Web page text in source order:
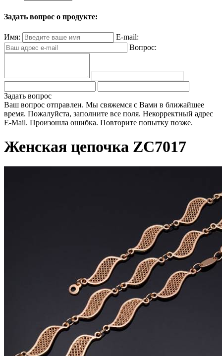
Задать вопрос о продукте:
Имя:
E-mail:
Вопрос:
Задать вопрос
Ваш вопрос отправлен. Мы свяжемся с Вами в ближайшее
время. Пожалуйста, заполните все поля. Некорректный адрес
E-Mail. Произошла ошибка. Повторите попытку позже.
Женская цепочка ZC7017